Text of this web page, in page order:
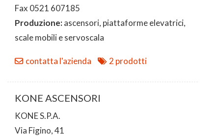
Fax 0521 607185
Produzione:ascensori, piattaforme elevatrici,
scale mobili e servoscala
contatta l'azienda 2 prodotti
KONE ASCENSORI
KONE S.P.A.
Via Figino, 41